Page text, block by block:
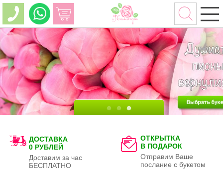
ДОСТАВКА
0 РУБЛЕЙ
Доставим за час
БЕСПЛАТНО
ОТКРЫТКА
В ПОДАРОК
Отправим Ваше
послание с букетом